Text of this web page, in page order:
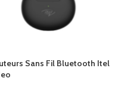
Sans Fil Bluetooth Itel